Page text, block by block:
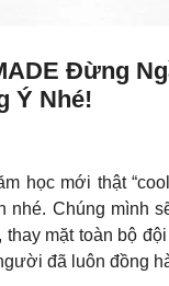
Đừng
Ý Nhé!
học mới thật
nhé. Chúng mình
thay mặt toàn bộ
đã luôn đồng